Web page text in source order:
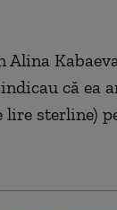
că ea
lire sterline)